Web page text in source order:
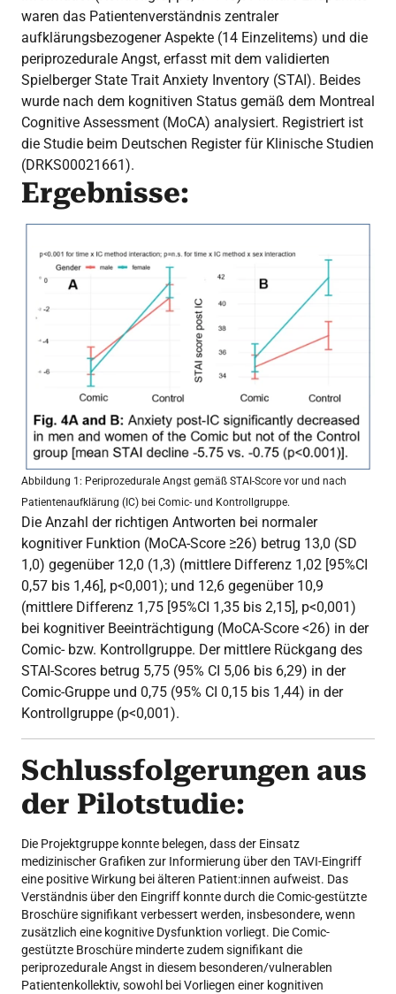
waren das Patientenverständnis zentraler
aufklärungsbezogener Aspekte (14 Einzelitems) und die
periprozedurale Angst, erfasst mit dem validierten
Spielberger State Trait Anxiety Inventory (STAI). Beides
wurde nach dem kognitiven Status gemäß dem Montreal
Cognitive Assessment (MoCA) analysiert. Registriert ist
die Studie beim Deutschen Register für Klinische Studien
(DRKS00021661).
Ergebnisse:
Abbildung 1: Periprozedurale Angst gemäß STAI-Score vor und nach
Patientenaufklärung (IC) bei Comic- und Kontrollgruppe.
Die Anzahl der richtigen Antworten bei normaler
kognitiver Funktion (MoCA-Score ≥26) betrug 13,0 (SD
1,0) gegenüber 12,0 (1,3) (mittlere Differenz 1,02 [95%CI
0,57 bis 1,46], p<0,001); und 12,6 gegenüber 10,9
(mittlere Differenz 1,75 [95%CI 1,35 bis 2,15], p<0,001)
bei kognitiver Beeinträchtigung (MoCA-Score <26) in der
Comic- bzw. Kontrollgruppe. Der mittlere Rückgang des
STAI-Scores betrug 5,75 (95% CI 5,06 bis 6,29) in der
Comic-Gruppe und 0,75 (95% CI 0,15 bis 1,44) in der
Kontrollgruppe (p<0,001).
Schlussfolgerungen aus
der Pilotstudie:
Die Projektgruppe konnte belegen, dass der Einsatz
medizinischer Grafiken zur Informierung über den TAVI-Eingriff
eine positive Wirkung bei älteren Patient:innen aufweist. Das
Verständnis über den Eingriff konnte durch die Comic-gestützte
Broschüre signifikant verbessert werden, insbesondere, wenn
zusätzlich eine kognitive Dysfunktion vorliegt. Die Comic-
gestützte Broschüre minderte zudem signifikant die
periprozedurale Angst in diesem besonderen/vulnerablen
Patientenkollektiv, sowohl bei Vorliegen einer kognitiven